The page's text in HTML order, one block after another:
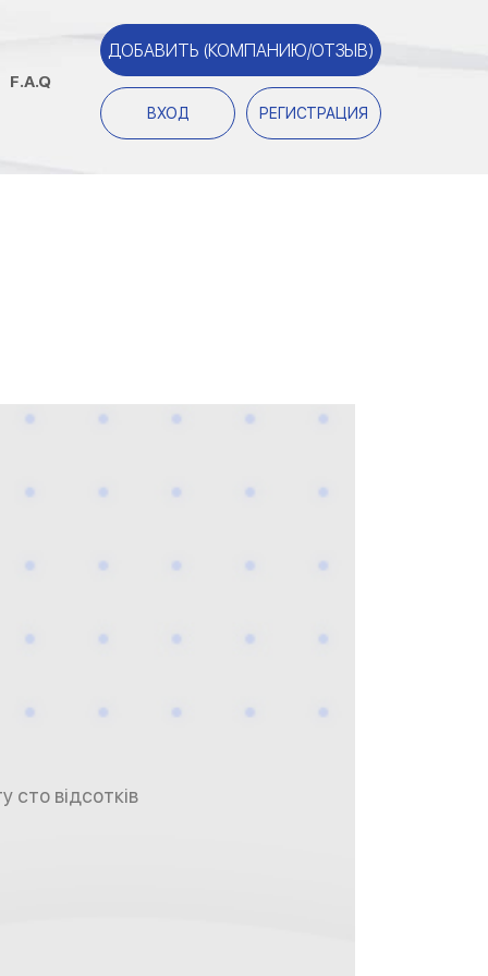
F.A.Q
ДОБАВИТЬ (КОМПАНИЮ/ОТЗЫВ)
ВХОД РЕГИСТРАЦИЯ
відсотків